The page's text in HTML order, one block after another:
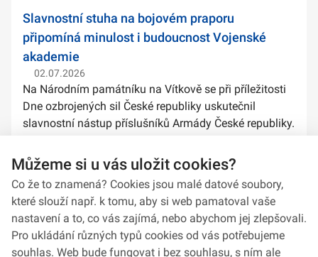
Slavnostní stuha na bojovém praporu
připomíná minulost i budoucnost Vojenské
akademie
02.07.2026
Na Národním památníku na Vítkově se při příležitosti
Dne ozbrojených sil České republiky uskutečnil
slavnostní nástup příslušníků Armády České republiky.
stuh na bojové prapory vybranýc...
Můžeme si u vás uložit cookies?
Co že to znamená? Cookies jsou malé datové soubory,
které slouží např. k tomu, aby si web pamatoval vaše
nastavení a to, co vás zajímá, nebo abychom jej zlepšovali.
Pro ukládání různých typů cookies od vás potřebujeme
souhlas. Web bude fungovat i bez souhlasu, s ním ale